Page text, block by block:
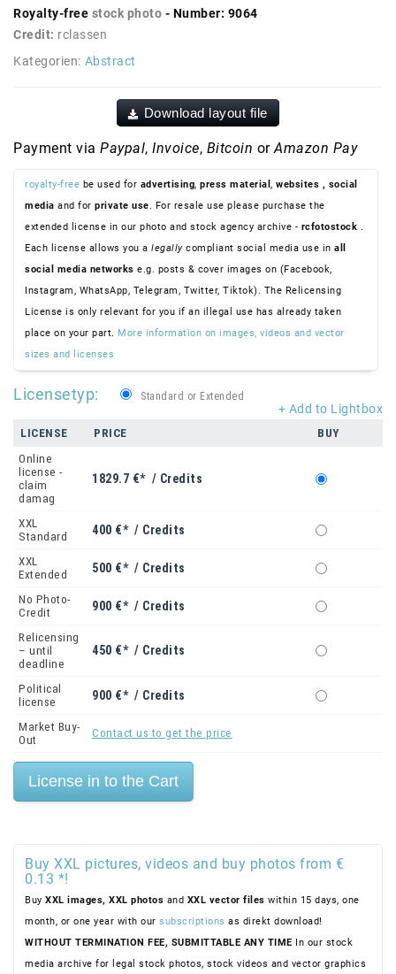
Royalty-free stock photo - Number: 9064
Credit: rclassen
Kategorien: Abstract
Download layout file
Payment via Paypal, Invoice, Bitcoin or Amazon Pay
royalty-free be used for advertising, press material , websites , social
media and for private use . For resale use please purchase the
extended license in our photo and stock agency archive - rcfotostock
Each license allows you a legallycompliant social media use in all
social media networks e.g. posts & cover images on (Facebook,
Instagram, WhatsApp, Telegram, Twitter, Tiktok). The Relicensing
License is only relevant for you if an illegal use has already taken
place on your part. More information on images, videos and vector
sizes and licenses
+ Add to Lightbox
Licensetyp: Standard or Extended
LICENSE PRICE
BUY
Online
license -
claim
damag
1829.7 €* / Credits
XXL
Standard
400 €* / Credits
XXL
Extended
500 €* / Credits
No Photo-
Credit
900 €* / Credits
Relicensing
– until
deadline
450 €* / Credits
Political
license
900 €* / Credits
Market Buy-
Out
Contact us to get the price
Buy XXL pictures, videos and buy photos from €
0.13 *!
Buy XXL images, XXL photos and XXL vector files within 15 days, one
month, or one year with our subscriptions as direkt download!
WITHOUT TERMINATION FEE, SUBMITTABLE ANY TIME In our stock
media archive for legal stock photos, stock videos and vector graphics